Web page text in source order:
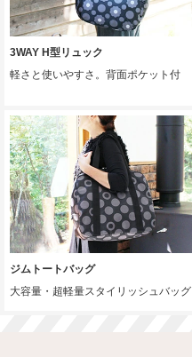
3WAY H型リュック
軽さと使いやすさ。背面ポケット付
ジムトートバッグ
大容量・超軽量スタイリッシュバッグ